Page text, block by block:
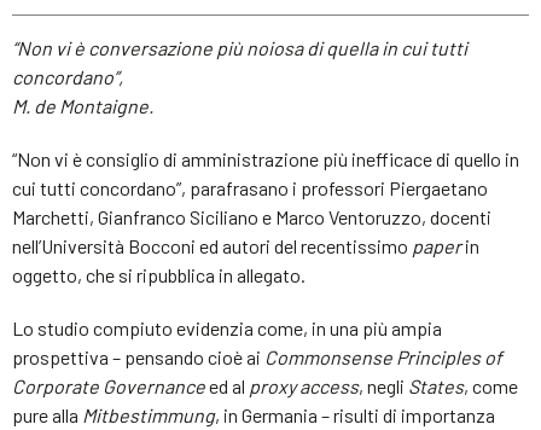
“Non vi è conversazione più noiosa di quella in cui tutti
concordano”,
M. de Montaigne.
“Non vi è consiglio di amministrazione più inefficace di quello in
cui tutti concordano”, parafrasano i professori Piergaetano
Marchetti, Gianfranco Siciliano e Marco Ventoruzzo, docenti
nell’Università Bocconi ed autori del recentissimo paperin
oggetto, che si ripubblica in allegato.
Lo studio compiuto evidenzia come, in una più ampia
prospettiva – pensando cioè ai Commonsense Principles of
Corporate Governanceed al proxy access, negli States, come
pure alla Mitbestimmung, in Germania – risulti di importanza